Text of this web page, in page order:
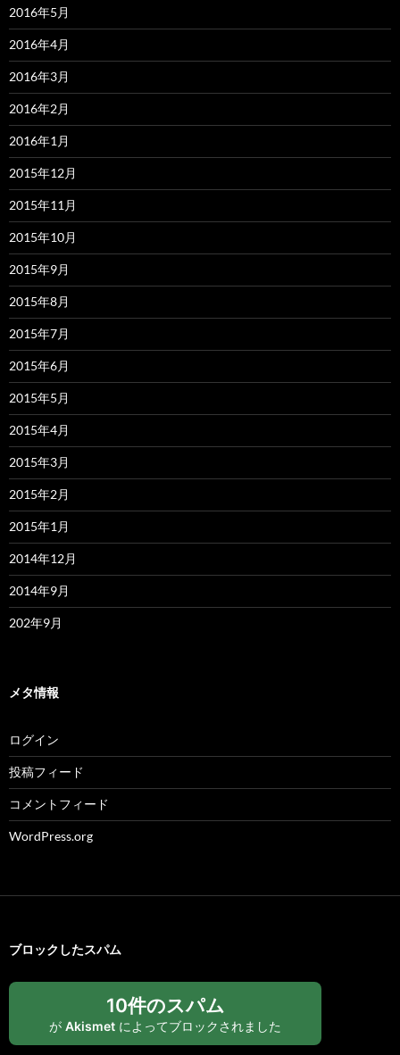
2016年5月
2016年4月
2016年3月
2016年2月
2016年1月
2015年12月
2015年11月
2015年10月
2015年9月
2015年8月
2015年7月
2015年6月
2015年5月
2015年4月
2015年3月
2015年2月
2015年1月
2014年12月
2014年9月
202年9月
メタ情報
ログイン
投稿フィード
コメントフィード
WordPress.org
ブロックしたスパム
10件のスパム
が Akismet によってブロックされました